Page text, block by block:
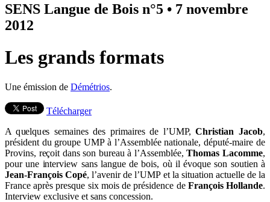
SENS Langue de Bois n°5 • 7 novembre
2012
Les grands formats
Une émission de Démétrios.
Télécharger
A quelques semaines des primaires de l’UMP, Christian Jacob,
président du groupe UMP à l’Assemblée nationale, député-maire de
Provins, reçoit dans son bureau à l’Assemblée,Thomas Lacomme,
pour une interview sans langue de bois, où il évoque son soutien à
Jean-François Copé, l’avenir de l’UMP et la situation actuelle de la
France après presque six mois de présidence de François Hollande.
Interview exclusive et sans concession.